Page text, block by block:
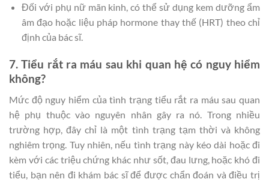
Đối với phụ nữ mãn kinh, có thể sử dụng kem dưỡng ẩm
âm đạo hoặc liệu pháp hormone thay thế (HRT) theo chỉ
định của bác sĩ.
7. Tiểu rắt ra máu sau khi quan hệ có nguy hiểm
không?
Mức độ nguy hiểm của tình trạng tiểu rắt ra máu sau quan
hệ phụ thuộc vào nguyên nhân gây ra nó. Trong nhiều
trường hợp, đây chỉ là một tình trạng tạm thời và không
nghiêm trọng. Tuy nhiên, nếu tình trạng này kéo dài hoặc đi
kèm với các triệu chứng khác như sốt, đau lưng, hoặc khó đi
tiểu, bạn nên đi khám bác sĩ để được chẩn đoán và điều trị